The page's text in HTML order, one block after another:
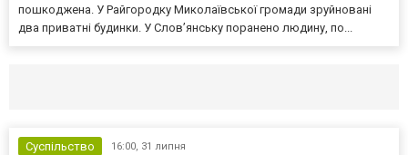
пошкоджена. У Райгородку Миколаївської громади зруйновані
два приватні будинки. У Слов’янську поранено людину, по...
Суспільство 16:00, 31 липня